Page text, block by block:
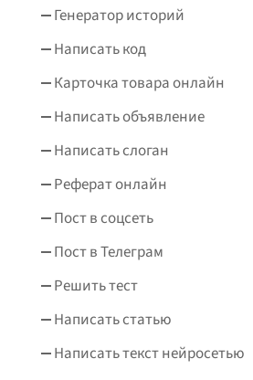
Генератор историй
Написать код
Карточка товара онлайн
Написать объявление
Написать слоган
Реферат онлайн
Пост в соцсеть
Пост в Телеграм
Решить тест
Написать статью
Написать текст нейросетью